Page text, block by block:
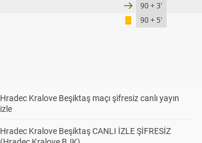
90 + 3'
90 + 5'
Hradec Kralove Beşiktaş maçı şifresiz canlı yayın
izle
Hradec Kralove Beşiktaş CANLI İZLE ŞİFRESİZ